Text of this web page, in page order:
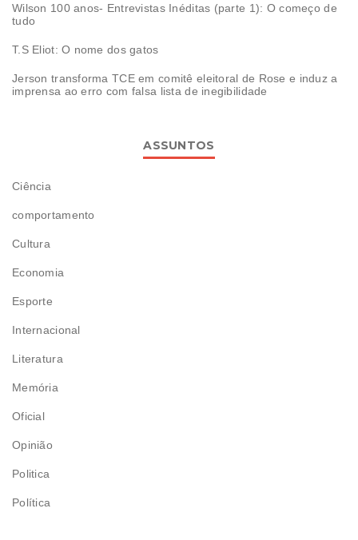
Wilson 100 anos- Entrevistas Inéditas (parte 1): O começo de
tudo
T.S Eliot: O nome dos gatos
Jerson transforma TCE em comitê eleitoral de Rose e induz a
imprensa ao erro com falsa lista de inegibilidade
ASSUNTOS
Ciência
comportamento
Cultura
Economia
Esporte
Internacional
Literatura
Memória
Oficial
Opinião
Politica
Política